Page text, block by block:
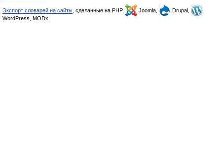
Экспорт словарей на сайты , сделанные на PHP, Joomla,
Drupal,
WordPress, MODx.